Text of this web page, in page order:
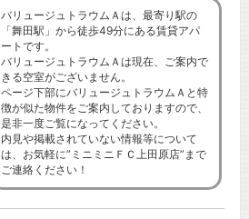
バリュージュトラウムＡは、最寄り駅の
「舞田駅」から徒歩49分にある賃貸アパ
ートです。
バリュージュトラウムＡは現在、ご案内で
きる空室がございません。
ページ下部にバリュージュトラウムＡと特
徴が似た物件をご案内しておりますので、
是非一度ご覧になってください。
内見や掲載されていない情報等について
は、お気軽に”ミニミニＦＣ上田原店”まで
ご連絡ください！